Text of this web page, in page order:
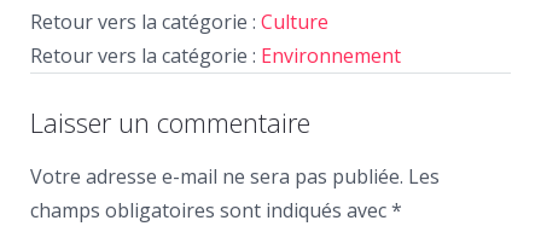
Retour vers la catégorie : Culture
Retour vers la catégorie : Environnement
Laisser un commentaire
Votre adresse e-mail ne sera pas publiée. Les
champs obligatoires sont indiqués avec*